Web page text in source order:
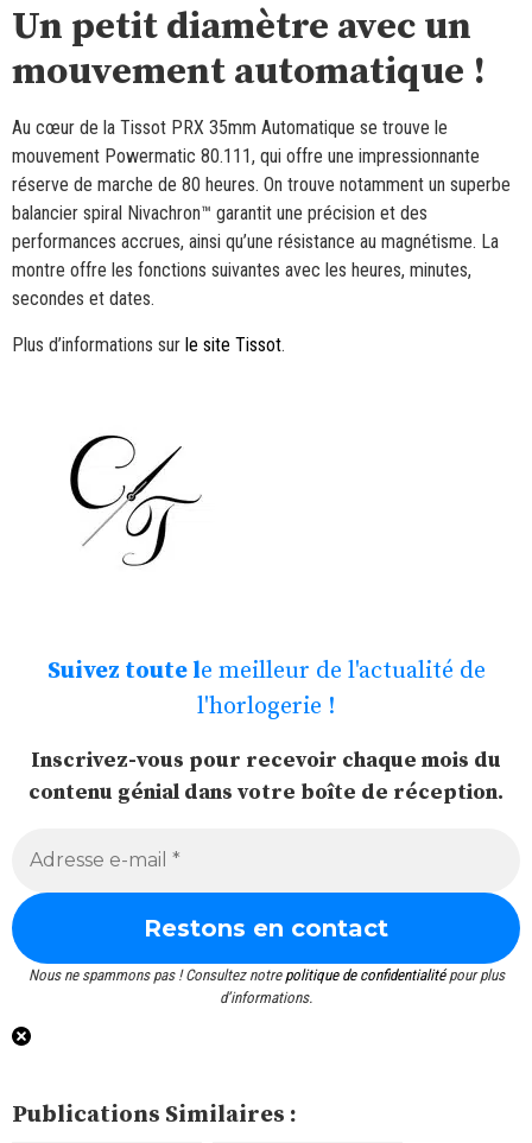
Un petit diamètre avec un
mouvement automatique !
Au cœur de la Tissot PRX 35mm Automatique se trouve le
mouvement Powermatic 80.111, qui offre une impressionnante
réserve de marche de 80 heures. On trouve notamment un superbe
balancier spiral Nivachron™ garantit une précision et des
performances accrues, ainsi qu’une résistance au magnétisme. La
montre offre les fonctions suivantes avec les heures, minutes,
secondes et dates.
Plus d’informations sur le site Tissot.
Suivez toute le meilleur de l'actualité de
l'horlogerie !
Inscrivez-vous pour recevoir chaque mois du
contenu génial dans votre boîte de réception.
Nous ne spammons pas ! Consultez notre politique de confidentialitépour plus
d’informations.
Publications Similaires :